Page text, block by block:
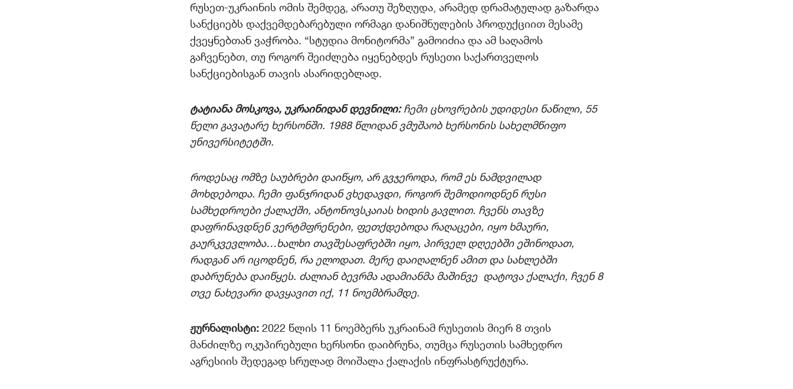
რუსეთ-უკრაინის ომის შემდეგ, არათუ შეზღუდა, არამედ დრამატულად გაზარდა
სანქციებს დაქვემდებარებული ორმაგი დანიშნულების პროდუქციით მესამე
ქვეყნებთან ვაჭრობა. “სტუდია მონიტორმა” გამოიძია და ამ საღამოს
გაჩვენებთ, თუ როგორ შეიძლება იყენებდეს რუსეთი საქართველოს
სანქციებისგან თავის ასარიდებლად.
ტატიანა მოსკოვა, უკრაინიდან დევნილი:ჩემი ცხოვრების უდიდესი ნაწილი, 55
წელი გავატარე ხერსონში. 1988 წლიდან ვმუშაობ ხერსონის სახელმწიფო
უნივერსიტეტში.
როდესაც ომზე საუბრები დაიწყო, არ გვჯეროდა, რომ ეს ნამდვილად
მოხდებოდა. ჩემი ფანჯრიდან ვხედავდი, როგორ შემოდიოდნენ რუსი
სამხედროები ქალაქში, ანტონოვსკაიას ხიდის გავლით. ჩვენს თავზე
დაფრინავდნენ ვერტმფრენები, ფეთქდებოდა რაღაცები, იყო ხმაური,
გაურკვევლობა…ხალხი თავშესაფრებში იყო, პირველ დღეებში ეშინოდათ,
რადგან არ იცოდნენ, რა ელოდათ. მერე დაიღალნენ ამით და სახლებში
დაბრუნება დაიწყეს. ძალიან ბევრმა ადამიანმა მაშინვე დატოვა ქალაქი, ჩვენ 8
თვე ნახევარი დავყავით იქ, 11 ნოემბრამდე.
ჟურნალისტი: 2022 წლის 11 ნოემბერს უკრაინამ რუსეთის მიერ 8 თვის
მანძილზე ოკუპირებული ხერსონი დაიბრუნა, თუმცა რუსეთის სამხედრო
აგრესიის შედეგად სრულად მოიშალა ქალაქის ინფრასტრუქტურა.